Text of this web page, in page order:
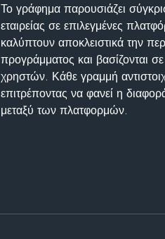
Το γράφημα παρουσιάζει
εταιρείας σε επιλεγμένες
καλύπτουν αποκλειστικά την
προγράμματος και βασίζονται
χρηστών. Κάθε γραμμή
επιτρέποντας να φανεί η
μεταξύ των πλατφορμών.